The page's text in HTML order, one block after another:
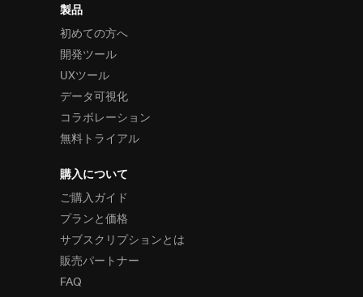
製品
初めての方へ
開発ツール
UXツール
データ可視化
コラボレーション
無料トライアル
購入について
ご購入ガイド
プランと価格
サブスクリプションとは
販売パートナー
FAQ